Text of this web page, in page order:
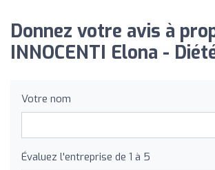
Donnez votre avis à
INNOCENTI Elona -
Votre nom
Évaluez l'entreprise de 1 à 5